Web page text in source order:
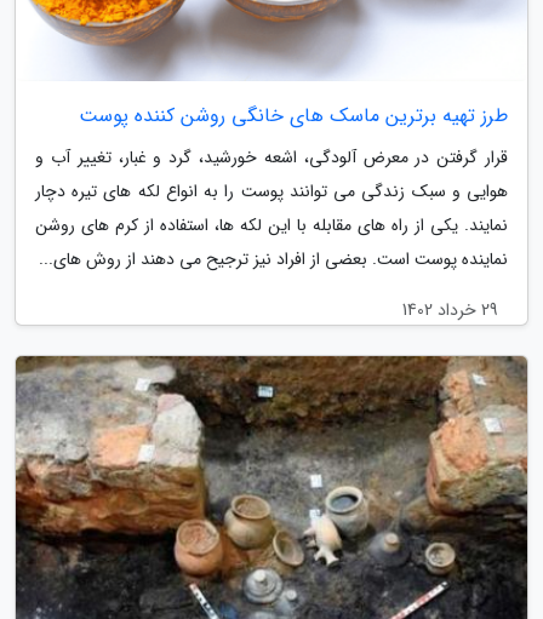
طرز تهیه برترین ماسک های خانگی روشن کننده پوست
قرار گرفتن در معرض آلودگی، اشعه خورشید، گرد و غبار، تغییر آب و
هوایی و سبک زندگی می توانند پوست را به انواع لکه های تیره دچار
نمایند. یکی از راه های مقابله با این لکه ها، استفاده از کرم های روشن
نماینده پوست است. بعضی از افراد نیز ترجیح می دهند از روش های...
29 خرداد 1402